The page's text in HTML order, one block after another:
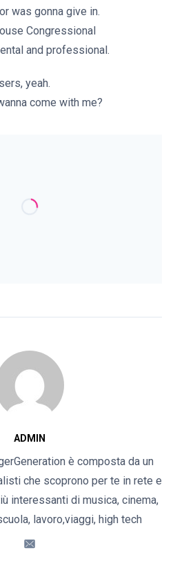
was gonna give in.
Congressional
and professional.
yeah.
come with me?
ADMIN
è composta da un
che scoprono per te in rete e
interessanti di musica, cinema,
lavoro,viaggi, high tech